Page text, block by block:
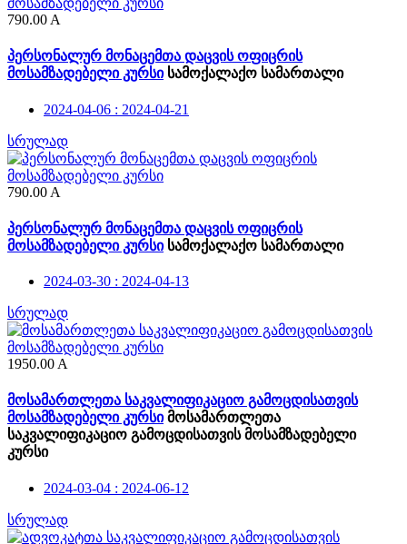
790.00 A
პერსონალურ მონაცემთა დაცვის ოფიცრის
მოსამზადებელი კურსი სამოქალაქო სამართალი
2024-04-06 : 2024-04-21
სრულად
790.00 A
პერსონალურ მონაცემთა დაცვის ოფიცრის
მოსამზადებელი კურსი სამოქალაქო სამართალი
2024-03-30 : 2024-04-13
სრულად
1950.00 A
მოსამართლეთა საკვალიფიკაციო გამოცდისათვის
მოსამზადებელი კურსი მოსამართლეთა
საკვალიფიკაციო გამოცდისათვის მოსამზადებელი
კურსი
2024-03-04 : 2024-06-12
სრულად